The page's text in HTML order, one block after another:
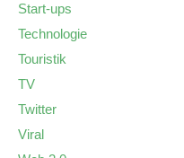
Start-ups
Technologie
Touristik
TV
Twitter
Viral